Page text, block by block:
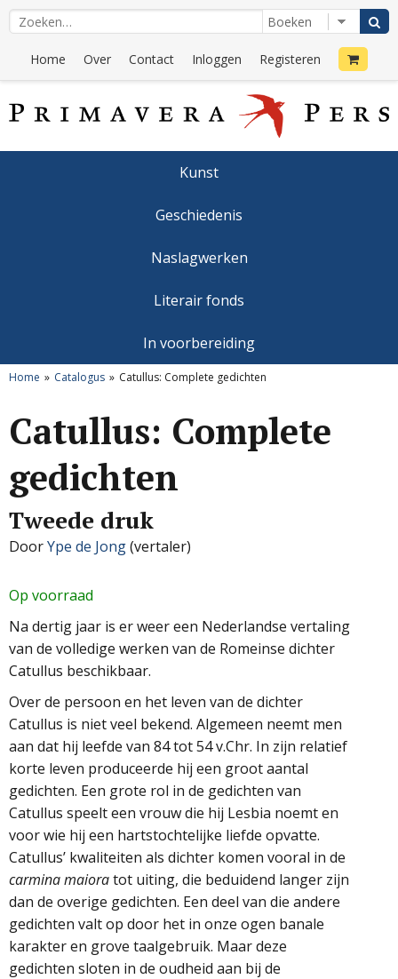
Home Over Contact Inloggen Registeren
Kunst
Geschiedenis
Naslagwerken
Literair fonds
In voorbereiding
Home Catalogus Catullus: Complete gedichten
Catullus: Complete
gedichten
Tweede druk
DoorYpe de Jong(vertaler)
Op voorraad
Na dertig jaar is er weer een Nederlandse vertaling
van de volledige werken van de Romeinse dichter
Catullus beschikbaar.
Over de persoon en het leven van de dichter
Catullus is niet veel bekend. Algemeen neemt men
aan dat hij leefde van 84 tot 54 v.Chr. In zijn relatief
korte leven produceerde hij een groot aantal
gedichten. Een grote rol in de gedichten van
Catullus speelt een vrouw die hij Lesbia noemt en
voor wie hij een hartstochtelijke liefde opvatte.
Catullus’ kwaliteiten als dichter komen vooral in de
carmina maioratot uiting, die beduidend langer zijn
dan de overige gedichten. Een deel van die andere
gedichten valt op door het in onze ogen banale
karakter en grove taalgebruik. Maar deze
gedichten sloten in de oudheid aan bij de